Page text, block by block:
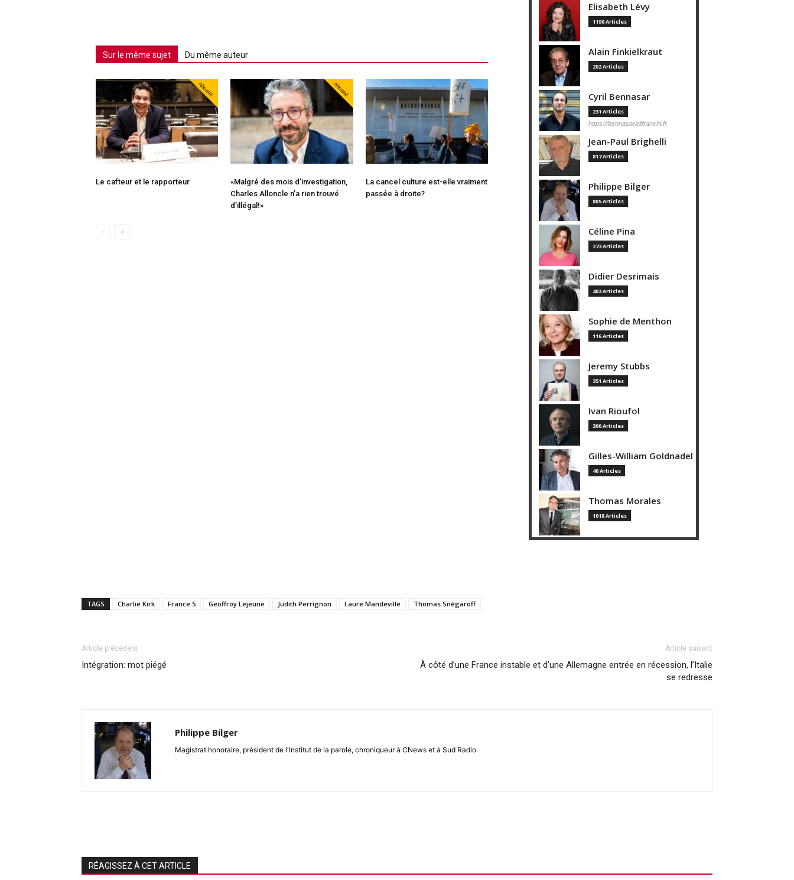
Sur le même sujet Du même auteur
Abonné
Le cafteur et le rapporteur
Abonné
«Malgré des mois d’investigation,
Charles Alloncle n’a rien trouvé
d’illégal!»
La cancel culture est-elle vraiment
passée à droite?
Elisabeth Lévy
1190 Articles
Alain Finkielkraut
202 Articles
Cyril Bennasar
231 Articles
https://bennasarlaffranchi.fr
Jean-Paul Brighelli
817 Articles
Philippe Bilger
805 Articles
Céline Pina
273 Articles
Didier Desrimais
403 Articles
Sophie de Menthon
116 Articles
Jeremy Stubbs
351 Articles
Ivan Rioufol
300 Articles
Gilles-William Goldnadel
40 Articles
Thomas Morales
1018 Articles
TAGS Charlie Kirk France 5 Geoffroy Lejeune Judith Perrignon Laure Mandeville Thomas Snégaroff
Article précédent
Intégration: mot piégé
Article suivant
À côté d’une France instable et d’une Allemagne entrée en récession, l’Italie
se redresse
Philippe Bilger
Magistrat honoraire, président de l'Institut de la parole, chroniqueur à CNews et à Sud Radio.
RÉAGISSEZ À CET ARTICLE